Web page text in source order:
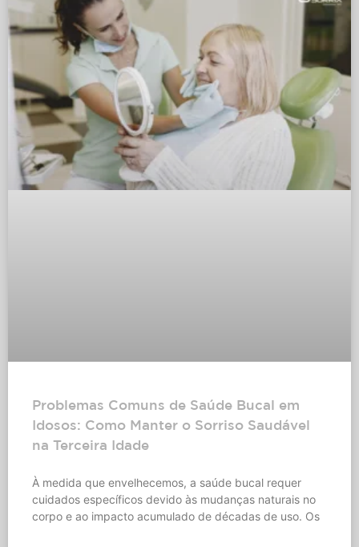
Problemas Comuns de Saúde Bucal em
Idosos: Como Manter o Sorriso Saudável
na Terceira Idade
À medida que envelhecemos, a saúde bucal requer
cuidados específicos devido às mudanças naturais no
corpo e ao impacto acumulado de décadas de uso. Os